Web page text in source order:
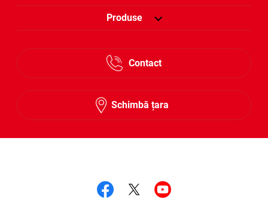
Produse
Contact
Schimbă țara